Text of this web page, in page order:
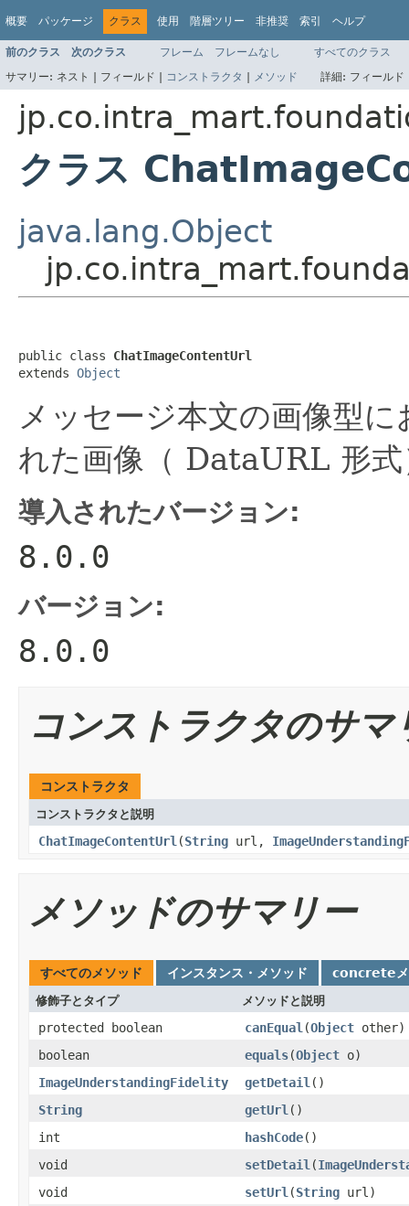
概要 パッケージ クラス 使用 階層ツリー 非推奨 索引 ヘルプ
前のクラス 次のクラス フレーム フレームなし
すべてのクラス
サマリー: ネスト | フィールド | コンストラクタ | メソッド 詳細: フィール
クラス
java.lang.Object
public class ChatImageContentUrl
extends Object
メッセージ本文の画像型
れた画像（ DataURL 形式
導入されたバージョン:
8.0.0
バージョン:
8.0.0
コンストラクタのサマ
コンストラクタ
コンストラクタと説明
ChatImageContentUrl (String url,
メソッドのサマリー
すべてのメソッド インスタンス・メソッド concreteメ
修飾子とタイプ メソッドと説明
protected boolean canEqual (Object other)
boolean
equals(Object o)
ImageUnderstandingFidelity
getDetail ()
String
getUrl ()
int
hashCode()
void
setDetail (
void
setUrl (String url)